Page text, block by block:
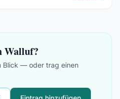
Walluf?
Blick — oder trag einen